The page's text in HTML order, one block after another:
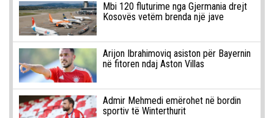
Mbi 120 fluturime nga Gjermania drejt
Kosovës vetëm brenda një jave
Arijon Ibrahimoviq asiston për Bayernin
në fitoren ndaj Aston Villas
Admir Mehmedi emërohet në bordin
sportiv të Winterthurit